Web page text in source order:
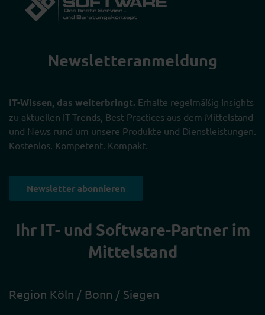
Newsletter­anmeldung
IT-Wissen, das weiterbringt. Erhalte regelmäßig Insights
zu aktuellen IT-Trends, Best Practices aus dem Mittelstand
und News rund um unsere Produkte und Dienstleistungen.
Kostenlos. Kompetent. Kompakt.
Newsletter abonnieren
Ihr IT- und Software-Partner im
Mittelstand
Region Köln / Bonn / Siegen